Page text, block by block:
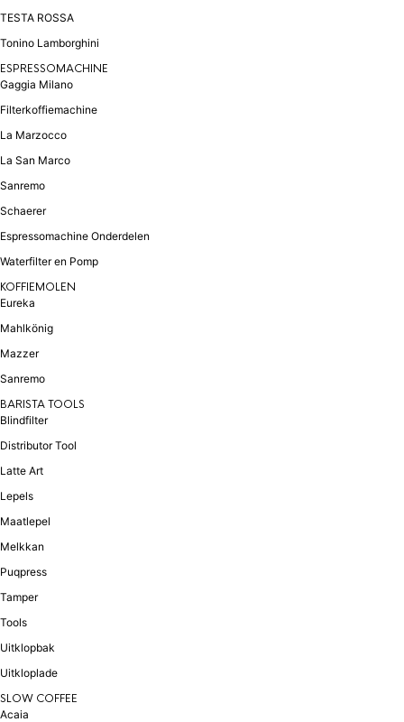
TESTA ROSSA
Tonino Lamborghini
ESPRESSOMACHINE
Gaggia Milano
Filterkoffiemachine
La Marzocco
La San Marco
Sanremo
Schaerer
Espressomachine Onderdelen
Waterfilter en Pomp
KOFFIEMOLEN
Eureka
Mahlkönig
Mazzer
Sanremo
BARISTA TOOLS
Blindfilter
Distributor Tool
Latte Art
Lepels
Maatlepel
Melkkan
Puqpress
Tamper
Tools
Uitklopbak
Uitkloplade
SLOW COFFEE
Acaia